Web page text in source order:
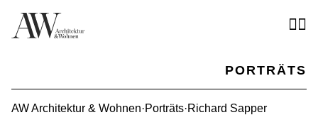
PORTRÄTS
AW Architektur & Wohnen·Porträts·Richard Sapper